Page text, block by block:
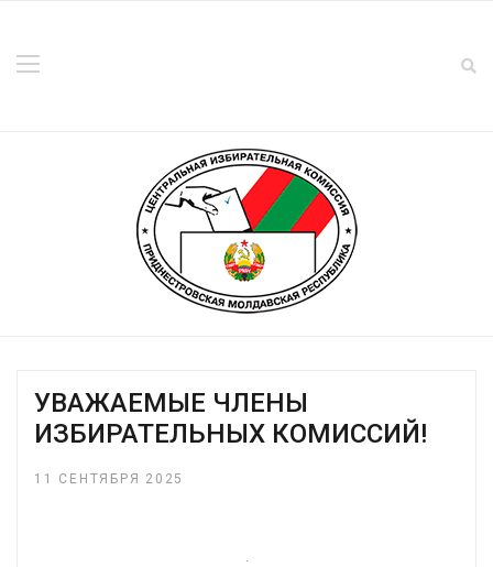
УВАЖАЕМЫЕ ЧЛЕНЫ
ИЗБИРАТЕЛЬНЫХ КОМИССИЙ!
11 СЕНТЯБРЯ 2025